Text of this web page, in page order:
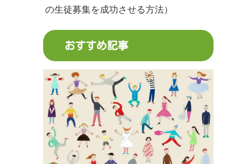
の生徒募集を成功させる方法）
おすすめ記事